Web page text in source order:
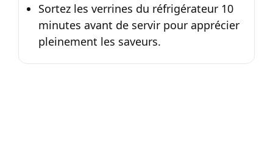
Sortez les verrines du réfrigérateur 10
minutes avant de servir pour apprécier
pleinement les saveurs.